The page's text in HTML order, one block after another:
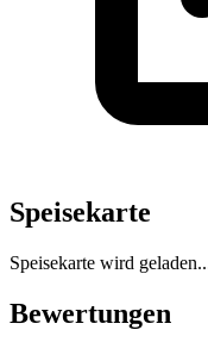
Speisekarte
Speisekarte wird
Bewertungen